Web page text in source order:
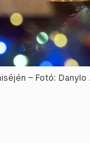
– Fotó: